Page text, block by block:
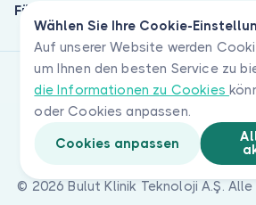
Wählen Sie Ihre Cookie-
Auf unserer Website werden
um Ihnen den besten Service zu
die Informationen zu Cookies
oder Cookies anpassen.
Cookies anpassen
Für Ärzte
© 2026 Bulut Klinik Teknoloji A.Ş.